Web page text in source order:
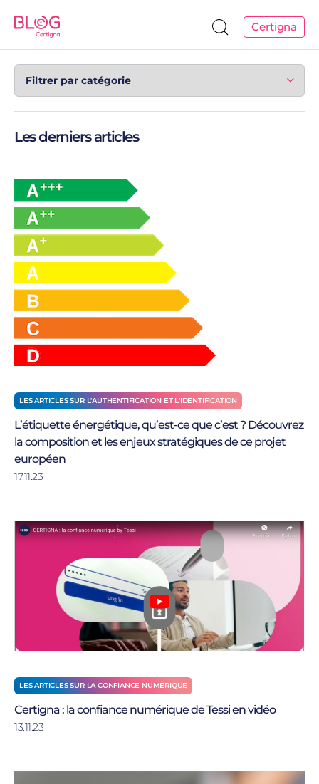
Certigna
Les derniers articles
LES ARTICLES SUR L'AUTHENTIFICATION ET L'IDENTIFICATION
L’étiquette énergétique, qu’est-ce que c’est ? Découvrez
la composition et les enjeux stratégiques de ce projet
européen
17.11.23
LES ARTICLES SUR LA CONFIANCE NUMÉRIQUE
Certigna : la confiance numérique de Tessi en vidéo
13.11.23